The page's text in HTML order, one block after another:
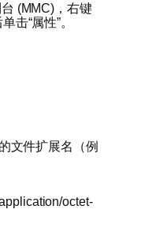
(MMC)，右键
击“属性”。
文件扩展名（例
octet-